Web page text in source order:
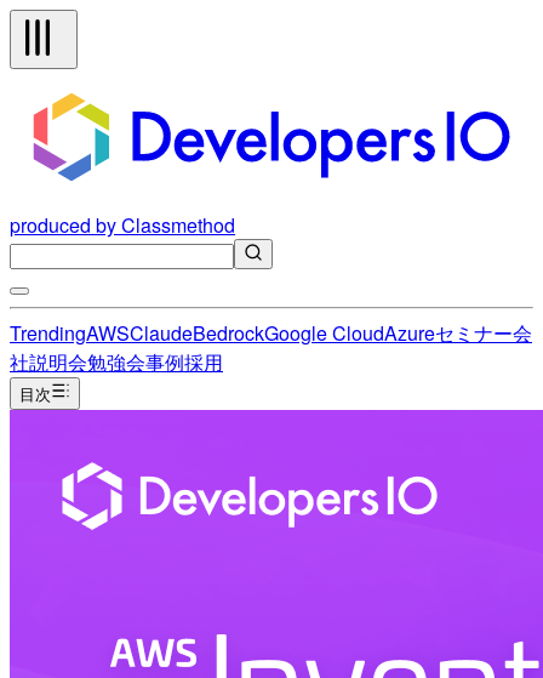
produced by Classmethod
TrendingAWSClaudeBedrockGoogle CloudAzureセミナー会
社説明会勉強会事例採用
目次